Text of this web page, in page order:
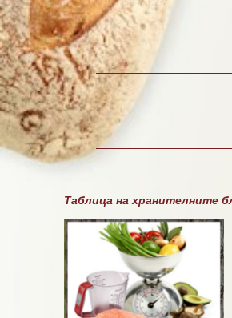
К
о
м
е
Таблица на хранителните